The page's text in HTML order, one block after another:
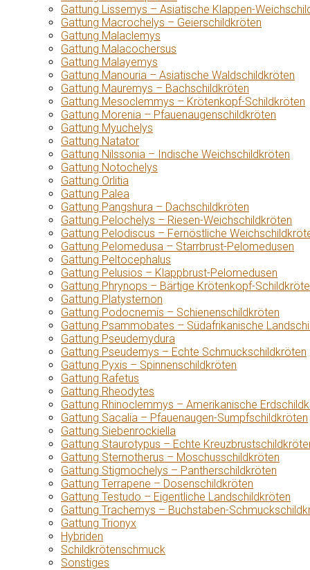
Gattung Lissemys – Asiatische Klappen-
Gattung Macrochelys – Geierschildkröten
Gattung Malaclemys
Gattung Malacochersus
Gattung Malayemys
Gattung Manouria – Asiatische Waldschildkröten
Gattung Mauremys – Bachschildkröten
Gattung Mesoclemmys – Krötenkopf-Schildkröten
Gattung Morenia – Pfauenaugenschildkröten
Gattung Myuchelys
Gattung Natator
Gattung Nilssonia – Indische Weichschildkröten
Gattung Notochelys
Gattung Orlitia
Gattung Palea
Gattung Pangshura – Dachschildkröten
Gattung Pelochelys – Riesen-Weichschildkröten
Gattung Pelodiscus – Fernöstliche
Gattung Pelomedusa – Starrbrust-Pelomedusen
Gattung Peltocephalus
Gattung Pelusios – Klappbrust-Pelomedusen
Gattung Phrynops – Bärtige Krötenkopf-
Gattung Platysternon
Gattung Podocnemis – Schienenschildkröten
Gattung Psammobates – Südafrikanische
Gattung Pseudemydura
Gattung Pseudemys – Echte Schmuckschildkröten
Gattung Pyxis – Spinnenschildkröten
Gattung Rafetus
Gattung Rheodytes
Gattung Rhinoclemmys – Amerikanische
Gattung Sacalia – Pfauenaugen-Sumpfschildkröten
Gattung Siebenrockiella
Gattung Staurotypus – Echte
Gattung Sternotherus – Moschusschildkröten
Gattung Stigmochelys – Pantherschildkröten
Gattung Terrapene – Dosenschildkröten
Gattung Testudo – Eigentliche Landschildkröten
Gattung Trachemys – Buchstaben-
Gattung Trionyx
Hybriden
Schildkrötenschmuck
Sonstiges